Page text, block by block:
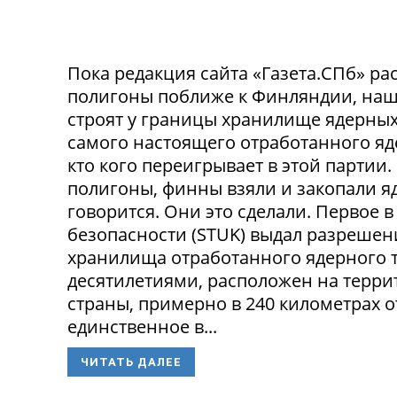
Пока редакция сайта «Газета.СПб»
полигоны поближе к Финляндии,
строят у границы хранилище
самого настоящего отработанного
кто кого переигрывает в этой
полигоны, финны взяли и закопали
говорится. Они это сделали.
безопасности (STUK) выдал
хранилища отработанного
десятилетиями, расположен на
страны, примерно в 240 километрах
единственное в...
ЧИТАТЬ ДАЛЕЕ